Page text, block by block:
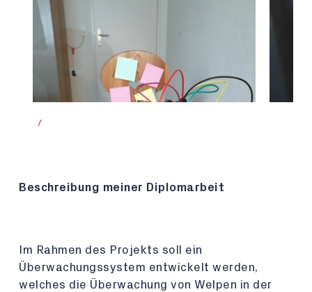
/
Beschreibung meiner Diplomarbeit
Im Rahmen des Projekts soll ein
Überwachungssystem entwickelt werden,
welches die Überwachung von Welpen in der